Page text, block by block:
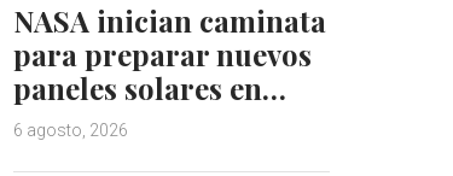
NASA inician caminata
para preparar nuevos
paneles solares en…
6 agosto, 2026